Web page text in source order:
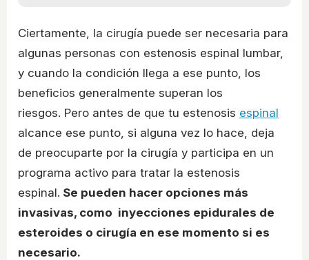
Ciertamente, la cirugía puede ser necesaria para
algunas personas con estenosis espinal lumbar,
y cuando la condición llega a ese punto, los
beneficios generalmente superan los
riesgos. Pero antes de que tu estenosis espinal
alcance ese punto, si alguna vez lo hace, deja
de preocuparte por la cirugía y participa en un
programa activo para tratar la estenosis
espinal. Se pueden hacer opciones más
invasivas, como inyecciones epidurales de
esteroides o cirugía en ese momento si es
necesario.